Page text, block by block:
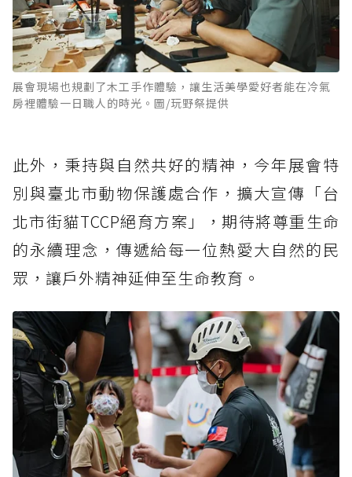
展會現場也規劃了木工手作體驗，讓生活美學愛好者能在冷氣
房裡體驗一日職人的時光。圖/玩野祭提供
此外，秉持與自然共好的精神，今年展會特
別與臺北市動物保護處合作，擴大宣傳「台
北市街貓TCCP絕育方案」，期待將尊重生命
的永續理念，傳遞給每一位熱愛大自然的民
眾，讓戶外精神延伸至生命教育。